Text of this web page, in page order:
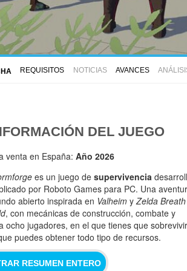
REQUISITOS NOTICIAS AVANCES
DEL JUEGO
venta en España: Año 2026
es un juego de supervivencia
por Roboto Games para PC. Una
abierto inspirada en Valheim yZelda
, con mecánicas de construcción, combate y
ocho jugadores, en el que tienes que
puedes obtener todo tipo de recursos.
RESUMEN ENTERO